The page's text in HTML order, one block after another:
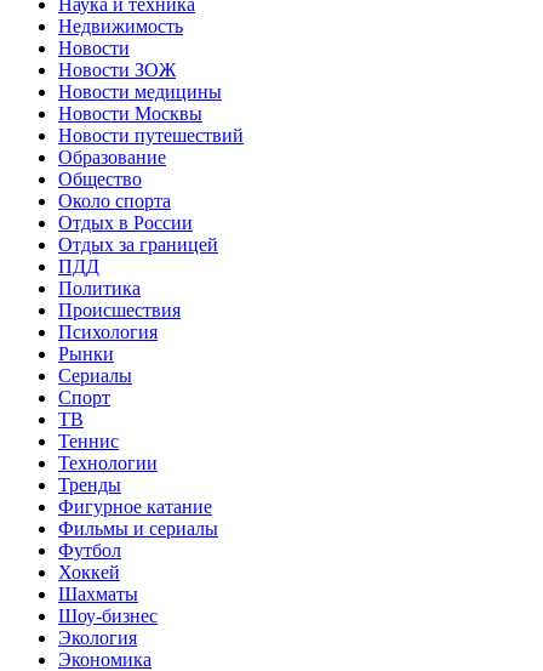
Недвижимость
Новости
Новости ЗОЖ
Новости медицины
Новости Москвы
Новости путешествий
Образование
Общество
Около спорта
Отдых в России
Отдых за границей
ПДД
Политика
Происшествия
Психология
Рынки
Сериалы
Спорт
ТВ
Теннис
Технологии
Тренды
Фигурное катание
Фильмы и сериалы
Футбол
Хоккей
Шахматы
Шоу-бизнес
Экология
Экономика